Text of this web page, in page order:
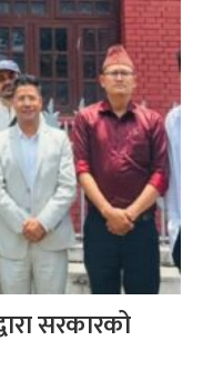
सरकारको